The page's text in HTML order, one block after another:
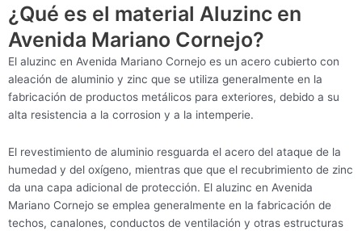
¿Qué es el material Aluzinc en
Avenida Mariano Cornejo?
El aluzinc en Avenida Mariano Cornejo es un acero cubierto con
aleación de aluminio y zinc que se utiliza generalmente en la
fabricación de productos metálicos para exteriores, debido a su
alta resistencia a la corrosion y a la intemperie.
El revestimiento de aluminio resguarda el acero del ataque de la
humedad y del oxígeno, mientras que que el recubrimiento de zinc
da una capa adicional de protección. El aluzinc en Avenida
Mariano Cornejo se emplea generalmente en la fabricación de
techos, canalones, conductos de ventilación y otras estructuras